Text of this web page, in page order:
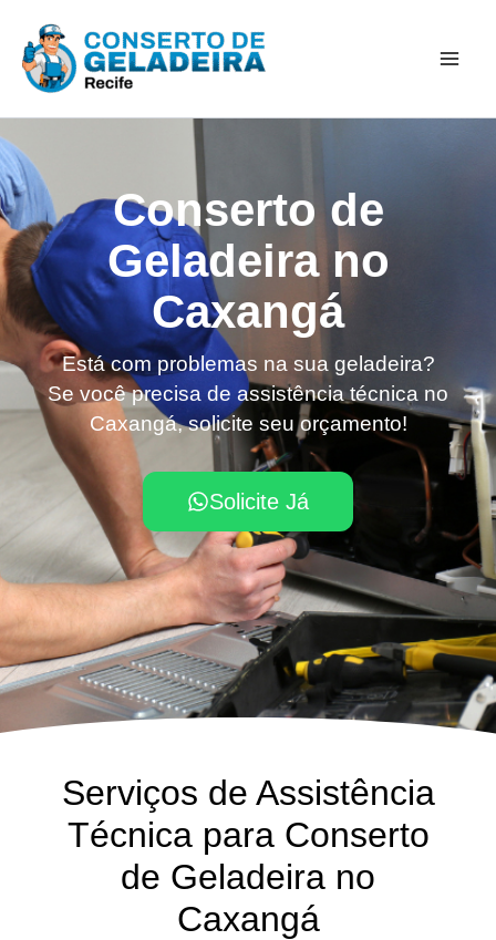
para
Conserto de
Geladeira no
Caxangá
Está com problemas na sua geladeira?
Se você precisa de assistência técnica no
Caxangá, solicite seu orçamento!
Solicite Já
Serviços de Assistência
Técnica para Conserto
de Geladeira no
Caxangá